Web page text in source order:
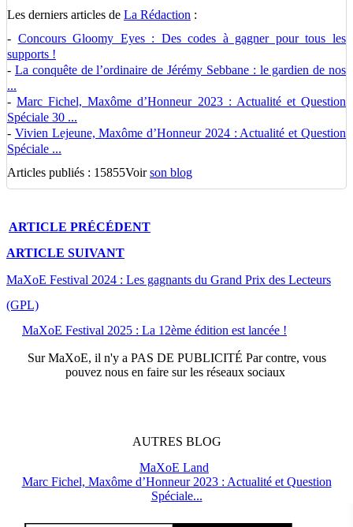
Les derniers articles de La Rédaction :
- Concours Gloomy Eyes : Des codes à gagner pour tous les
supports !
- La conquête de l’ordinaire de Jérémy Sebbane : le gardien de nos
...
-Marc Fichel, Maxôme d’Honneur 2023 : Actualité et Question
Spéciale 30 ...
- Vivien Lejeune, Maxôme d’Honneur 2024 : Actualité et Question
Spéciale ...
Articles publiés : 15855Voirson blog
ARTICLE PRÉCÉDENT
ARTICLE SUIVANT
MaXoE Festival 2024 : Les gagnants du Grand Prix des Lecteurs
(GPL)
MaXoE Festival 2025 : La 12ème édition est lancée !
SurMaXoE, il n'y a PAS DE PUBLICITÉ Par contre, vous
pouvez nous en faire sur les réseaux sociaux
AUTRES BLOG
MaXoE Land
Marc Fichel, Maxôme d’Honneur 2023 : Actualité et Question
Spéciale...